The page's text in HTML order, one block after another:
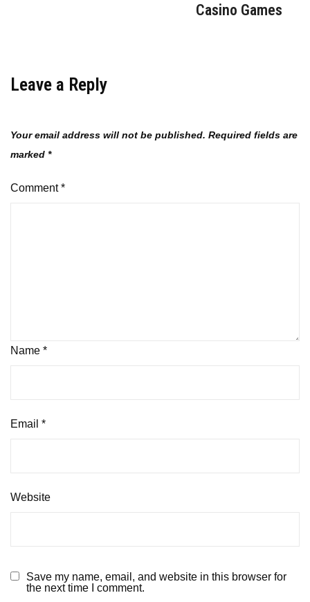
Casino Games
Leave a Reply
Your email address will not be published. Required fields are
marked *
Comment*
Name *
Email *
Website
Save my name, email, and website in this browser for
the next time I comment.